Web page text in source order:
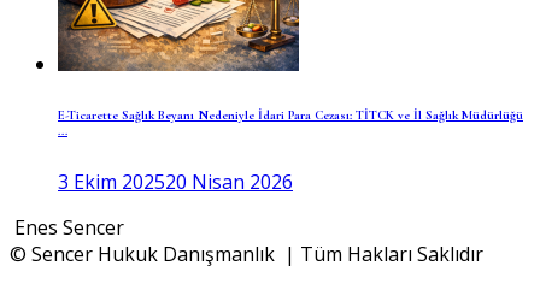
E-Ticarette Sağlık Beyanı Nedeniyle İdari Para Cezası: TİTCK ve İl Sağlık Müdürlüğü
...
3 Ekim 202520 Nisan 2026
Enes Sencer
© Sencer Hukuk Danışmanlık | Tüm Hakları Saklıdır